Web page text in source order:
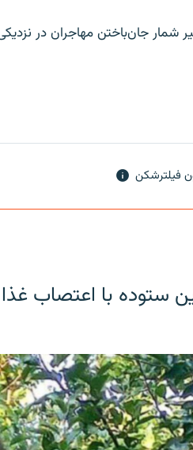
شمار جان‌باختن مهاجران در
فیلترشکن
ستوده با اعتصاب